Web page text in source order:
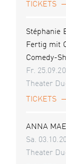
TICKETS
Stéphanie
Fertig mit
Comedy-
Fr.
Theater
TICKETS
ANNA
Sa.
Theater